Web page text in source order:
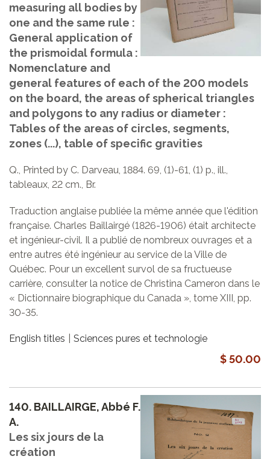
measuring all bodies by
one and the same rule :
General application of
the prismoidal formula :
Nomenclature and
general features of each of the 200 models
on the board, the areas of spherical triangles
and polygons to any radius or diameter :
Tables of the areas of circles, segments,
zones (...), table of specific gravities
Q., Printed by C. Darveau, 1884. 69, (1)-61, (1) p., ill.,
tableaux, 22 cm., Br.
Traduction anglaise publiée la même année que l'édition
française. Charles Baillairgé (1826-1906) était architecte
et ingénieur-civil. Il a publié de nombreux ouvrages et a
entre autres été ingénieur au service de la Ville de
Québec. Pour un excellent survol de sa fructueuse
carrière, consulter la notice de Christina Cameron dans le
« Dictionnaire biographique du Canada », tome XIII, pp.
30-35.
English titles Sciences pures et technologie
$ 50.00
140. BAILLAIRGE, Abbé F.
A.
Les six jours de la
création